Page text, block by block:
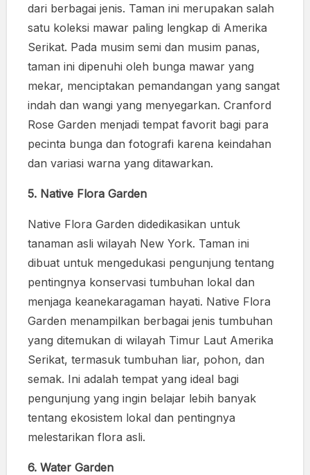
dari berbagai jenis. Taman ini merupakan salah
satu koleksi mawar paling lengkap di Amerika
Serikat. Pada musim semi dan musim panas,
taman ini dipenuhi oleh bunga mawar yang
mekar, menciptakan pemandangan yang sangat
indah dan wangi yang menyegarkan. Cranford
Rose Garden menjadi tempat favorit bagi para
pecinta bunga dan fotografi karena keindahan
dan variasi warna yang ditawarkan.
5. Native Flora Garden
Native Flora Garden didedikasikan untuk
tanaman asli wilayah New York. Taman ini
dibuat untuk mengedukasi pengunjung tentang
pentingnya konservasi tumbuhan lokal dan
menjaga keanekaragaman hayati. Native Flora
Garden menampilkan berbagai jenis tumbuhan
yang ditemukan di wilayah Timur Laut Amerika
Serikat, termasuk tumbuhan liar, pohon, dan
semak. Ini adalah tempat yang ideal bagi
pengunjung yang ingin belajar lebih banyak
tentang ekosistem lokal dan pentingnya
melestarikan flora asli.
6. Water Garden